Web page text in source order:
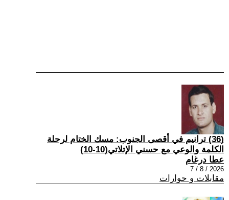
(36) ترانيم في أقصى الجنوب: مسك الختام لرحلة
الكلمة والوعي مع حسني الإتلاتي(10-10)
عطا درغام
2026 / 8 / 7
مقابلات و حوارات